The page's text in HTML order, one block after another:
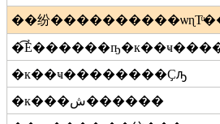
��纷����������ѡɳТͧ�����
�к��ҹ��������Ҫԡ
�к���ش������